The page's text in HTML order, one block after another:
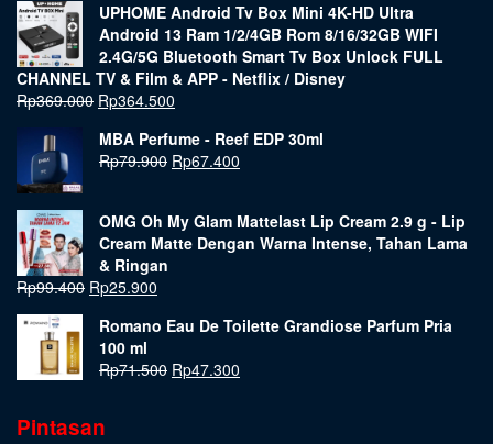
UPHOME Android Tv Box Mini 4K-HD Ultra
Android 13 Ram 1/2/4GB Rom 8/16/32GB WIFI
2.4G/5G Bluetooth Smart Tv Box Unlock FULL
CHANNEL TV & Film & APP - Netflix / Disney
Rp369.000 Rp364.500
MBA Perfume - Reef EDP 30ml
Rp79.900 Rp67.400
OMG Oh My Glam Mattelast Lip Cream 2.9 g - Lip
Cream Matte Dengan Warna Intense, Tahan Lama
& Ringan
Rp99.400 Rp25.900
Romano Eau De Toilette Grandiose Parfum Pria
100 ml
Rp71.500 Rp47.300
Pintasan